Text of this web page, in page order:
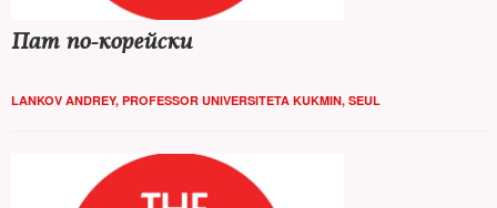
Пат по-корейски
LANKOV ANDREY, PROFESSOR UNIVERSITETA KUKMIN, SEUL